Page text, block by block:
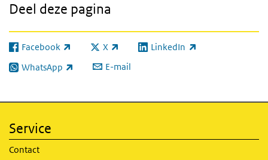
Deel deze pagina
Facebook
(externe link) X
(externe link) LinkedIn
(externe link)
WhatsApp
(externe link) E-mail
Service
Contact